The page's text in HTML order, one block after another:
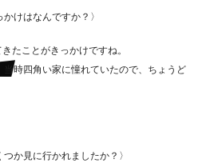
けはなんですか？〉
たことがきっかけですね。
時四角い家に憧れていたので、ちょうど
か見に行かれましたか？〉